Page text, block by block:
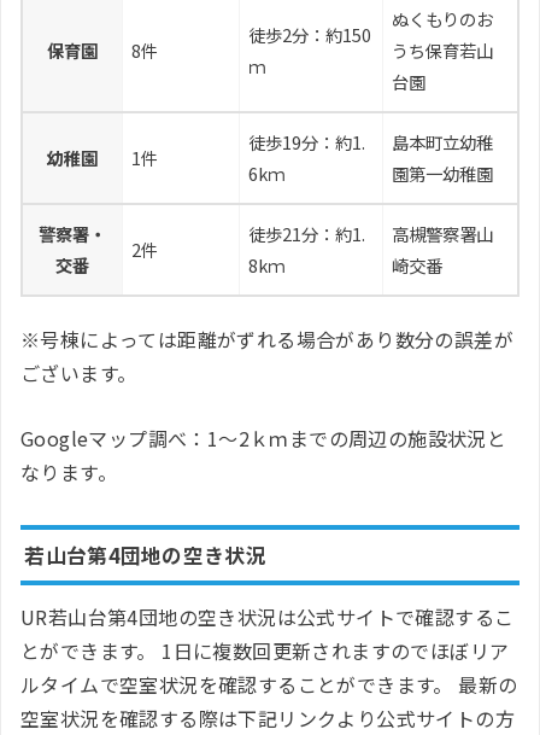
保育園 8件
徒歩2分：約150
ｍ
ぬくもりのお
うち保育若山
台園
幼稚園 1件
徒歩19分：約1.
6kｍ
島本町立幼稚
園第一幼稚園
警察署・
交番
2件
徒歩21分：約1.
8kｍ
高槻警察署山
崎交番
※号棟によっては距離がずれる場合があり数分の誤差が
ございます。
Googleマップ調べ：1～2ｋｍまでの周辺の施設状況と
なります。
若山台第4団地の空き状況
UR若山台第4団地の空き状況は公式サイトで確認するこ
とができます。 1日に複数回更新されますのでほぼリア
ルタイムで空室状況を確認することができます。 最新の
空室状況を確認する際は下記リンクより公式サイトの方